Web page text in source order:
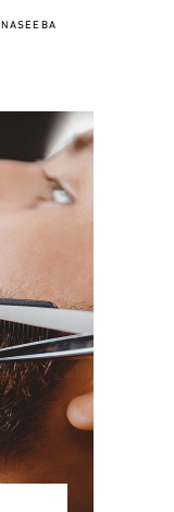
NASEEBA